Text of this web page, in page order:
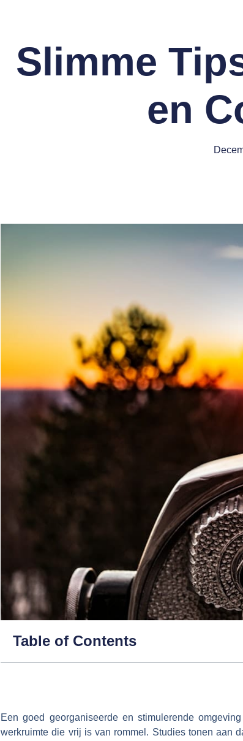
Slimme
en
Table of Contents
Een goed georganiseerde en stimulerende
werkruimte die vrij is van rommel. Studies tonen aan